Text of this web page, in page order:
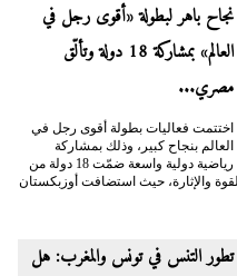
نجاح باهر لبطولة «أقوى رجل في
العالم» بمشاركة 18 دولة وتألّق
مصري...
اختتمت فعاليات بطولة أقوى رجل في
العالم بنجاح كبير، وذلك بمشاركة
رياضية دولية واسعة ضمّت 18 دولة من
والإثارة، حيث استضافت أوزبكستان
تطور التنس في تونس والمغرب: هل